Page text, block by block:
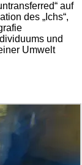
auf
des „Ichs“,
und
Umwelt